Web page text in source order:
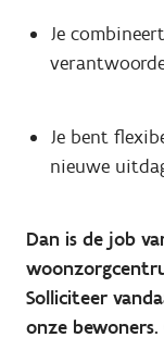
Je
Je bent
nieuwe
Dan is de job
Solliciteer
onze